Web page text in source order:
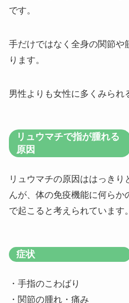
です。
手だけではなく全身の関節や
ります。
男性よりも女性に多くみられ
リュウマチで指が腫れる
原因
リュウマチの原因ははっきり
んが、体の免疫機能に何らか
で起こると考えられています。
症状
・手指のこわばり
・関節の腫れ・痛み